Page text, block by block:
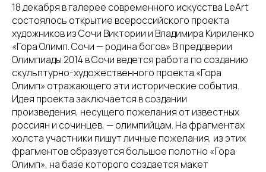
18 декабря в галерее современного искусства LeArt
состоялось открытие всероссийского проекта
художников из Сочи Виктории и Владимира Кириленко
«Гора Олимп. Сочи — родина богов» В преддверии
Олимпиады 2014 в Сочи ведется работа по созданию
скульптурно-художественного проекта «Гора
Олимп» отражающего эти исторические события.
Идея проекта заключается в создании
произведения, несущего пожелания от известных
россиян и сочинцев, — олимпийцам. На фрагментах
холста участники пишут личные пожелания, из этих
фрагментов образуется большое полотно «Гора
Олимп», на базе которого создается макет